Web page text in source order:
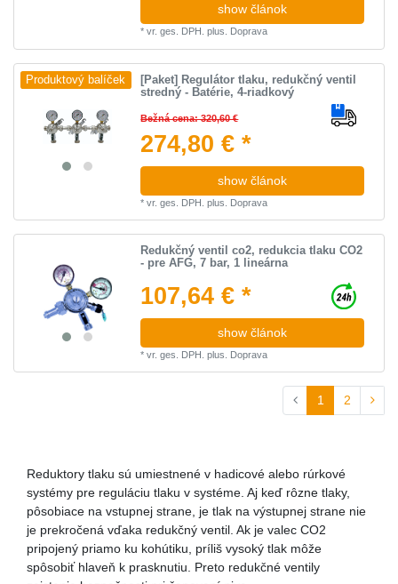
show článok
*vr. ges. DPH. plus. Doprava
Produktový balíček
[Paket] Regulátor tlaku, redukčný ventil
stredný - Batérie, 4-riadkový
Bežná cena: 320,60 €
274,80 € *
show článok
*vr. ges. DPH. plus. Doprava
Redukčný ventil co2, redukcia tlaku CO2
- pre AFG, 7 bar, 1 lineárna
107,64 € *
show článok
*vr. ges. DPH. plus. Doprava
1 2
Reduktory tlaku sú umiestnené v hadicové alebo rúrkové
systémy pre reguláciu tlaku v systéme. Aj keď rôzne tlaky,
pôsobiace na vstupnej strane, je tlak na výstupnej strane nie
je prekročená vďaka redukčný ventil. Ak je valec CO2
pripojený priamo ku kohútiku, príliš vysoký tlak môže
spôsobiť hlaveň k prasknutiu. Preto redukčné ventily